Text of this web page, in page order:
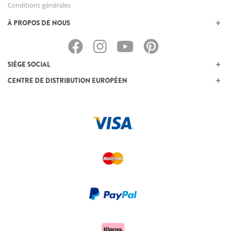
Conditions générales
À PROPOS DE NOUS
SIÈGE SOCIAL
CENTRE DE DISTRIBUTION EUROPÉEN